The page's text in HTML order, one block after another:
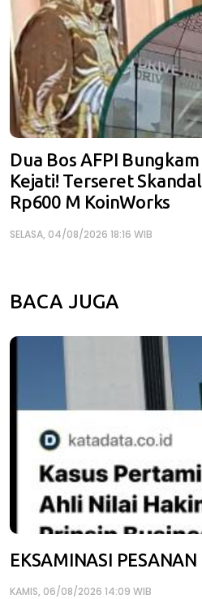
Dua Bos AFPI
Kejati! Terseret
Rp600 M KoinWorks
SELASA, 04/08/2026 18:16 WIB
BACA JUGA
EKSAMINASI PESANAN
KAMIS, 06/08/2026 14:09 WIB